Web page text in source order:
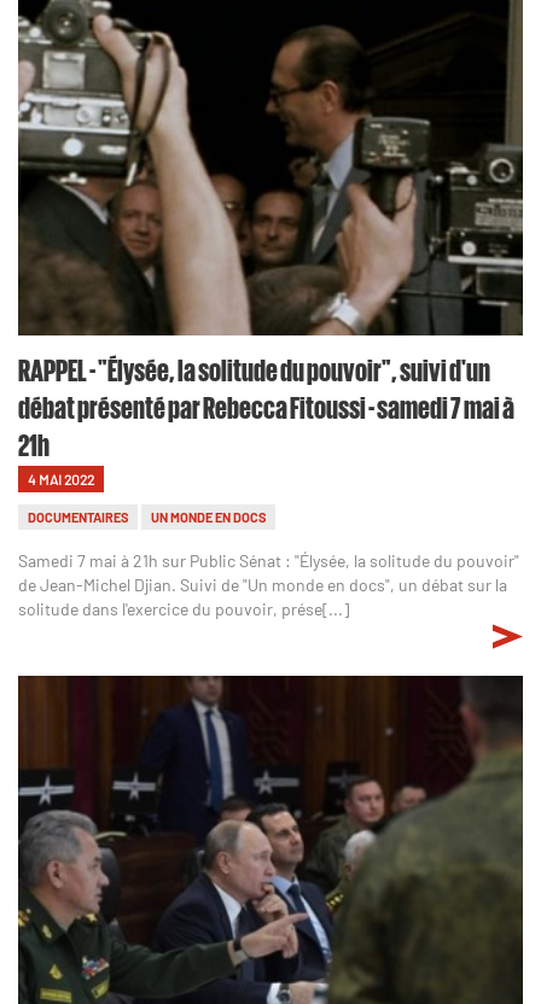
RAPPEL - "Élysée, la solitude du pouvoir", suivi d'un
débat présenté par Rebecca Fitoussi - samedi 7 mai à
21h
4 MAI 2022
DOCUMENTAIRES UN MONDE EN DOCS
Samedi 7 mai à 21h sur Public Sénat : "Élysée, la solitude du pouvoir"
de Jean-Michel Djian. Suivi de "Un monde en docs", un débat sur la
solitude dans l'exercice du pouvoir, prése[...]